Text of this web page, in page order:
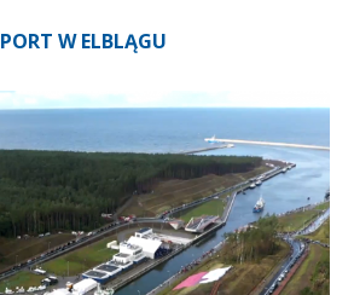
PORT W ELBLĄGU